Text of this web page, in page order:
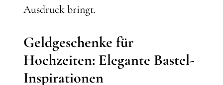
Ausdruck bringt.
Geldgeschenke für
Hochzeiten: Elegante Bastel-
Inspirationen